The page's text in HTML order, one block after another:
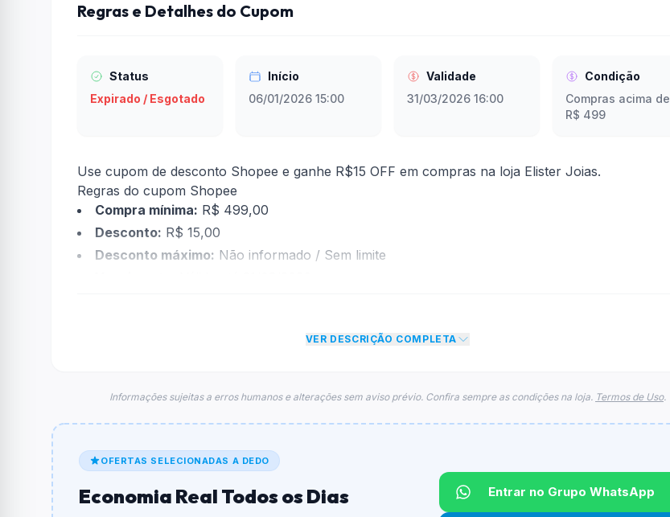
Regras e Detalhes do Cupom
Status
Expirado / Esgotado
Início
06/01/2026 15:00
Validade
31/03/2026 16:00
Condição
Compras acima de
R$ 499
Use cupom de desconto Shopee e ganhe R$15 OFF em compras na loja Elister Joias.
Regras do cupom Shopee
Compra mínima: R$ 499,00
Desconto: R$ 15,00
Desconto máximo: Não informado / Sem limite
econtradas informações sobre restrição de teto máximo para esse cupom.
O código é
ELIS2026
De quanto é o desconto?
O valor minimo de compra é R$ 499,00.
VER DESCRIÇÃO COMPLETA
Informações sujeitas a erros humanos e alterações sem aviso prévio. Confira sempre as condições na loja. Termos de Uso.
OFERTAS SELECIONADAS A DEDO
Economia Real Todos os Dias Entrar no Grupo WhatsApp